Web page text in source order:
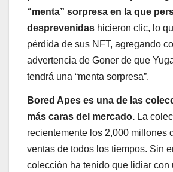
“menta” sorpresa en la que
desprevenidas hicieron clic, lo
pérdida de sus NFT, agregando
advertencia de Goner de que
tendrá una “menta sorpresa”.
Bored Apes es una de las
más caras del mercado. La
recientemente los 2,000 millones
ventas de todos los tiempos. Sin
colección ha tenido que lidiar con